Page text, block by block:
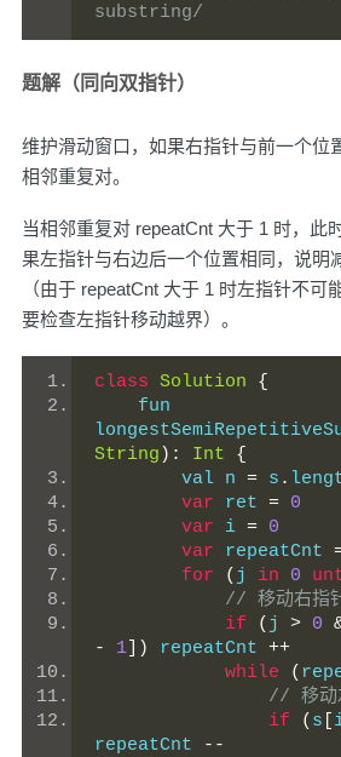
substring/
题解（同向双指针）
维护滑动窗口，如果右指针与前一个位
相邻重复对。
当相邻重复对 repeatCnt 大于 1 时，此
果左指针与右边后一个位置相同，说明
（由于 repeatCnt 大于 1 时左指针不可
要检查左指针移动越界）。
class Solution
{
String ): Int
{
        val n
= s .
var ret = 0
var i = 0
var repeatCnt
for
( j in 0
// 移动右指
if
( j > 0
-
1 ]) repeatCnt ++
while
(
// 移动
if
( s
repeatCnt
--